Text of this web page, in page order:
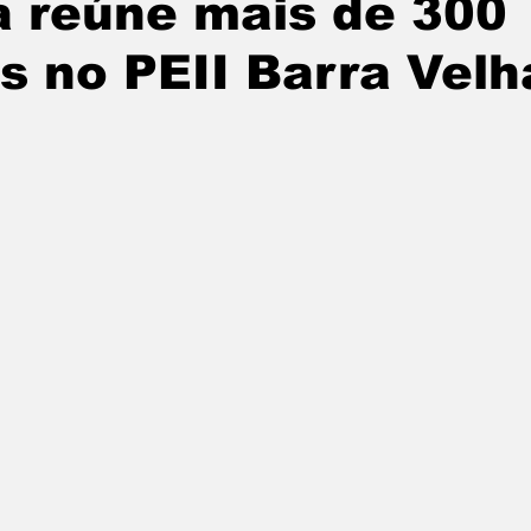
reúne mais de 300
no PEII Barra